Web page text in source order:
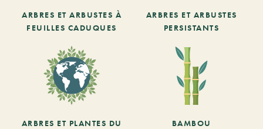
ARBRES ET ARBUSTES À
FEUILLES CADUQUES
ARBRES ET ARBUSTES
PERSISTANTS
ARBRES ET PLANTES DU
BAMBOU